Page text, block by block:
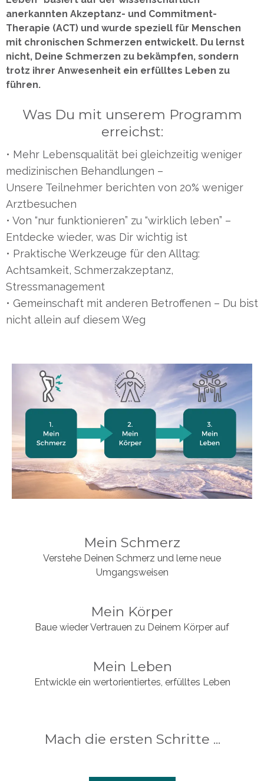
anerkannten Akzeptanz- und Commitment-
Therapie (ACT) und wurde speziell für Menschen
mit chronischen Schmerzen entwickelt. Du lernst
nicht, Deine Schmerzen zu bekämpfen, sondern
trotz ihrer Anwesenheit ein erfülltes Leben zu
führen.
Was Du mit unserem Programm
erreichst:
• Mehr Lebensqualität bei gleichzeitig weniger
medizinischen Behandlungen –
Unsere Teilnehmer berichten von 20% weniger
Arztbesuchen
• Von “nur funktionieren” zu “wirklich leben” –
Entdecke wieder, was Dir wichtig ist
• Praktische Werkzeuge für den Alltag:
Achtsamkeit, Schmerzakzeptanz,
Stressmanagement
• Gemeinschaft mit anderen Betroffenen – Du bist
nicht allein auf diesem Weg
Mein Schmerz
Verstehe Deinen Schmerz und lerne neue
Umgangsweisen
Mein Körper
Baue wieder Vertrauen zu Deinem Körper auf
Mein Leben
Entwickle ein wertorientiertes, erfülltes Leben
Mach die ersten Schritte ...